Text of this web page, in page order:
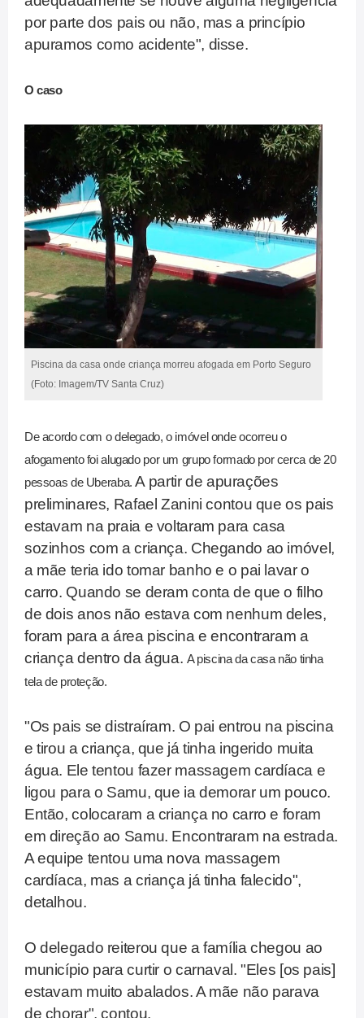
por parte dos pais ou não, mas a princípio
apuramos como acidente", disse.
O caso
Piscina da casa onde criança morreu afogada em Porto Seguro
(Foto: Imagem/TV Santa Cruz)
De acordo com o delegado, o imóvel onde ocorreu o
afogamento foi alugado por um grupo formado por cerca de 20
pessoas de Uberaba.A partir de apurações
preliminares, Rafael Zanini contou que os pais
estavam na praia e voltaram para casa
sozinhos com a criança. Chegando ao imóvel,
a mãe teria ido tomar banho e o pai lavar o
carro. Quando se deram conta de que o filho
de dois anos não estava com nenhum deles,
foram para a área piscina e encontraram a
criança dentro da água. A piscina da casa não tinha
tela de proteção.
"Os pais se distraíram. O pai entrou na piscina
e tirou a criança, que já tinha ingerido muita
água. Ele tentou fazer massagem cardíaca e
ligou para o Samu, que ia demorar um pouco.
Então, colocaram a criança no carro e foram
em direção ao Samu. Encontraram na estrada.
A equipe tentou uma nova massagem
cardíaca, mas a criança já tinha falecido",
detalhou.
O delegado reiterou que a família chegou ao
município para curtir o carnaval. "Eles [os pais]
estavam muito abalados. A mãe não parava
de chorar", contou.